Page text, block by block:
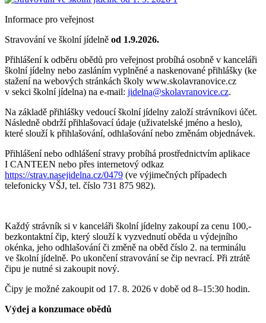
Informace pro veřejnost
Stravování ve školní jídelně od 1.9.2026.
Přihlášení k odběru obědů pro veřejnost probíhá osobně v kanceláři
školní jídelny nebo zasláním vyplněné a naskenované přihlášky (ke
stažení na webových stránkách školy www.skolavranovice.cz
v sekci školní jídelna) na e-mail: jidelna@skolavranovice.cz.
Na základě přihlášky vedoucí školní jídelny založí strávníkovi účet.
Následně obdrží přihlašovací údaje (uživatelské jméno a heslo),
které slouží k přihlašování, odhlašování nebo změnám objednávek.
Přihlášení nebo odhlášení stravy probíhá prostřednictvím aplikace
I CANTEEN nebo přes internetový odkaz
https://strav.nasejidelna.cz/0479 (ve výjimečných případech
telefonicky VŠJ, tel. číslo 731 875 982).
Každý strávník si v kanceláři školní jídelny zakoupí za cenu 100,-
bezkontaktní čip, který slouží k vyzvednutí oběda u výdejního
okénka, jeho odhlašování či změně na oběd číslo 2. na terminálu
ve školní jídelně. Po ukončení stravování se čip nevrací. Při ztrátě
čipu je nutné si zakoupit nový.
Čipy je možné zakoupit od 17. 8. 2026 v době od 8–15:30 hodin.
Výdej a konzumace obědů